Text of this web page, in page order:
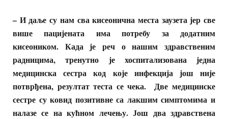
– И даље су нам сва кисеонична места заузета јер све
више пацијената има потребу за додатним
кисеоником. Када је реч о нашим здравственим
радницима, тренутно је хоспитализована једна
медицинска сестра код које инфекција још није
потврђена, резултат теста се чека. Две медицинске
сестре су ковид позитивне са лакшим симптомима и
налазе се на кућном лечењу. Још два здравствена